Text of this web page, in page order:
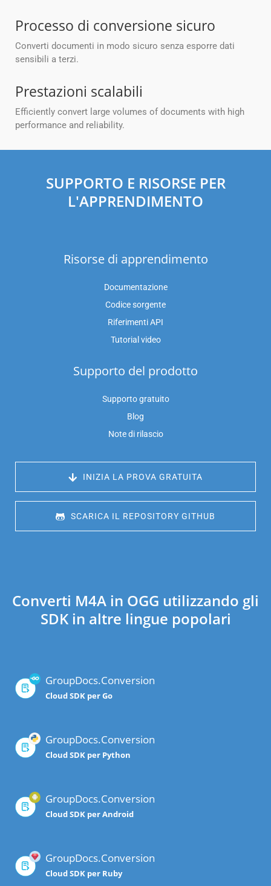
Processo di conversione sicuro
Converti documenti in modo sicuro senza esporre dati
sensibili a terzi.
Prestazioni scalabili
Efficiently convert large volumes of documents with high
performance and reliability.
SUPPORTO E RISORSE PER
L'APPRENDIMENTO
Risorse di apprendimento
Documentazione
Codice sorgente
Riferimenti API
Tutorial video
Supporto del prodotto
Supporto gratuito
Blog
Note di rilascio
INIZIA LA PROVA GRATUITA
SCARICA IL REPOSITORY GITHUB
Converti M4A in OGG utilizzando gli
SDK in altre lingue popolari
GroupDocs.Conversion
Cloud SDK per Go
GroupDocs.Conversion
Cloud SDK per Python
GroupDocs.Conversion
Cloud SDK per Android
GroupDocs.Conversion
Cloud SDK per Ruby